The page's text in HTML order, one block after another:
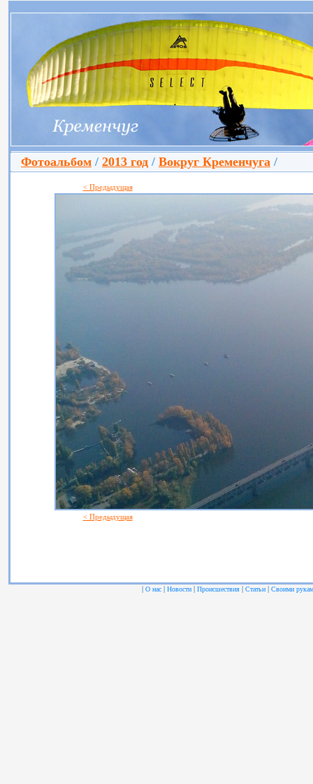
Фотоальбом / 2013 год / Вокруг Кременчуга /
< Предыдущая
< Предыдущая
| О нас | Новости | Происшествия | Статьи | Своими